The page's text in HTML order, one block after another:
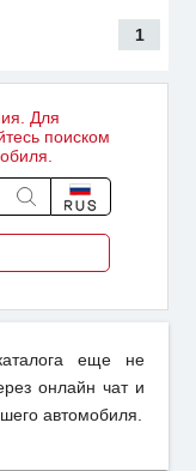
1
Для
поиском
еще не
онлайн чат и
автомобиля.